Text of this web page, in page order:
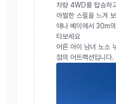
차량 4WD를 탑승하
아찔한 스릴을 느겨
애나 베이에서 30m
타보세요
어른 아이 남녀 노소
점의 어트랙션입니다.